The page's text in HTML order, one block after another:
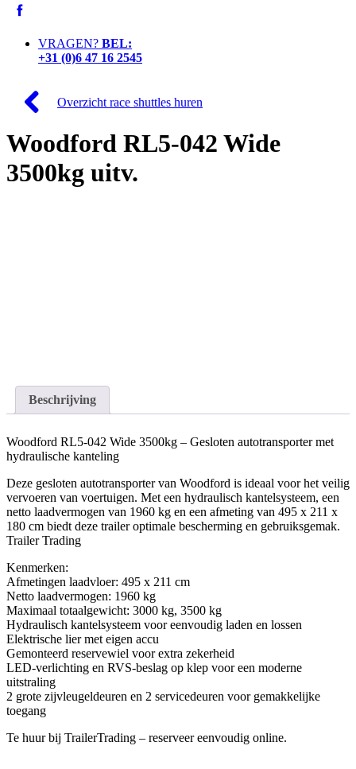
VRAGEN? BEL:
+31 (0)6 47 16 2545
content
Overzicht race shuttles huren
Woodford RL5-042 Wide
3500kg uitv.
Beschrijving
Woodford RL5-042 Wide 3500kg – Gesloten autotransporter met
hydraulische kanteling
Deze gesloten autotransporter van Woodford is ideaal voor het veilig
vervoeren van voertuigen. Met een hydraulisch kantelsysteem, een
netto laadvermogen van 1960 kg en een afmeting van 495 x 211 x
180 cm biedt deze trailer optimale bescherming en gebruiksgemak.​
Trailer Trading
Kenmerken:
Afmetingen laadvloer: 495 x 211 cm
Netto laadvermogen: 1960 kg
Maximaal totaalgewicht: 3000 kg, 3500 kg
Hydraulisch kantelsysteem voor eenvoudig laden en lossen
Elektrische lier met eigen accu
Gemonteerd reservewiel voor extra zekerheid
LED-verlichting en RVS-beslag op klep voor een moderne
uitstraling
2 grote zijvleugeldeuren en 2 servicedeuren voor gemakkelijke
toegang​
Te huur bij TrailerTrading – reserveer eenvoudig online.